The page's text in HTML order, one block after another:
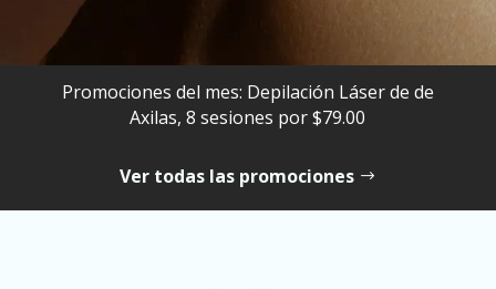
Promociones del mes: Depilación Láser de de
Axilas, 8 sesiones por $79.00
Ver todas las promociones